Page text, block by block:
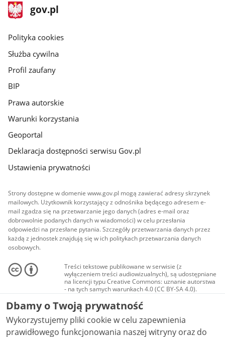
stopka
gov.pl
Strona
gov.pl
gov.pl
Polityka cookies
Służba cywilna
Profil zaufany
BIP
Prawa autorskie
Warunki korzystania
Geoportal
Deklaracja dostępności serwisu Gov.pl
Ustawienia prywatności
Strony dostępne w domenie www.gov.pl mogą zawierać adresy skrzynek
mailowych. Użytkownik korzystający z odnośnika będącego adresem e-
mail zgadza się na przetwarzanie jego danych (adres e-mail oraz
dobrowolnie podanych danych w wiadomości) w celu przesłania
odpowiedzi na przesłane pytania. Szczegóły przetwarzania danych przez
każdą z jednostek znajdują się w ich politykach przetwarzania danych
osobowych.
Treści tekstowe publikowane w serwisie (z
wyłączeniem treści audiowizualnych), są udostępniane
na licencji typu Creative Commons: uznanie autorstwa
- na tych samych warunkach 4.0 (CC BY-SA 4.0).
Materiały audiowizualne, w tym zdjęcia, materiały
audio i wideo, są udostępniane na licencji typu
Creative Commons: uznanie autorstwa użycie
niekomercyjne - bez utworów zależnych 4.0 (CC BY-
NC-ND 4.0), o ile nie jest to stwierdzone inaczej.
Dbamy o Twoją prywatność
Wykorzystujemy pliki cookie w celu zapewnienia
prawidłowego funkcjonowania naszej witryny oraz do